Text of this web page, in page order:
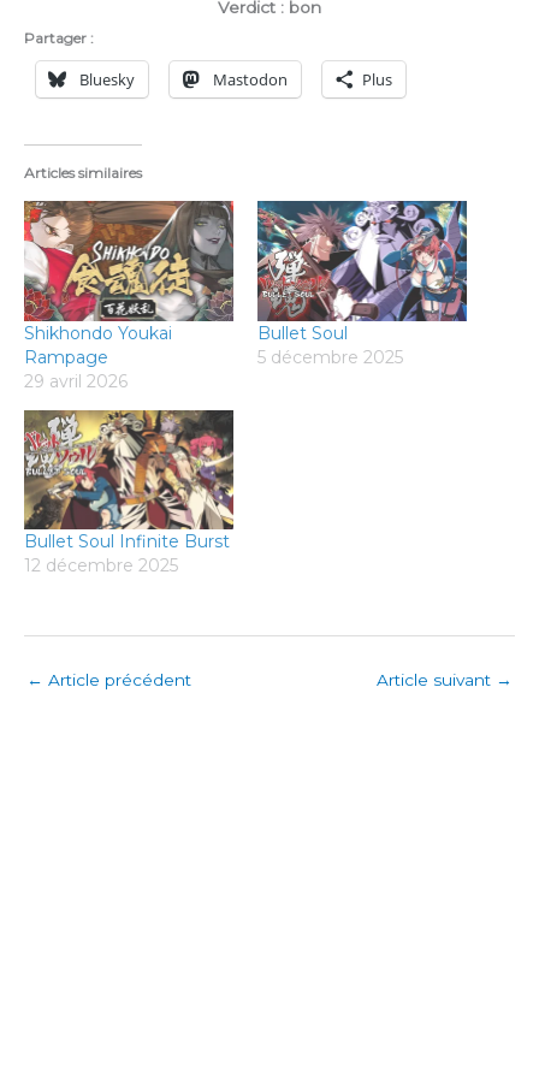
c
r
e
e
n
Verdict : bon
Partager :
Bluesky Mastodon Plus
Articles similaires
Shikhondo Youkai
Rampage
29 avril 2026
Bullet Soul
5 décembre 2025
Bullet Soul Infinite Burst
12 décembre 2025
← Article précédent Article suivant →